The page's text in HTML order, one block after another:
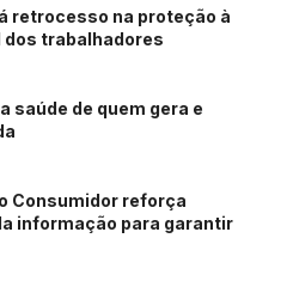
retrocesso na proteção à
dos trabalhadores
saúde de quem gera e
Consumidor reforça
informação para garantir